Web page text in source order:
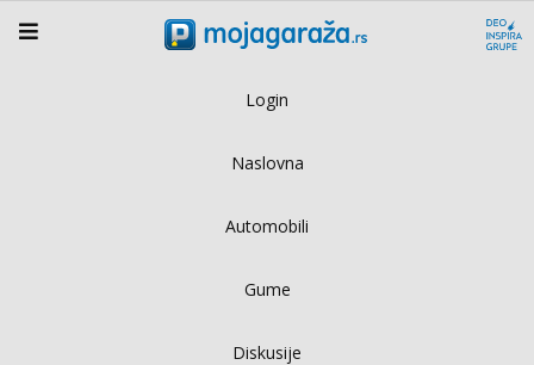
Login
Naslovna
Automobili
Gume
Diskusije